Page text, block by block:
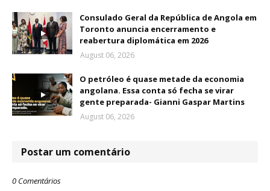
Consulado Geral da República de Angola em
Toronto anuncia encerramento e
reabertura diplomática em 2026
August 06, 2026
O petróleo é quase metade da economia
angolana. Essa conta só fecha se virar
gente preparada- Gianni Gaspar Martins
August 06, 2026
Postar um comentário
0 Comentários